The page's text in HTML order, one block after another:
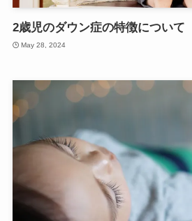
2歳児のダウン症の特徴について
May 28, 2024